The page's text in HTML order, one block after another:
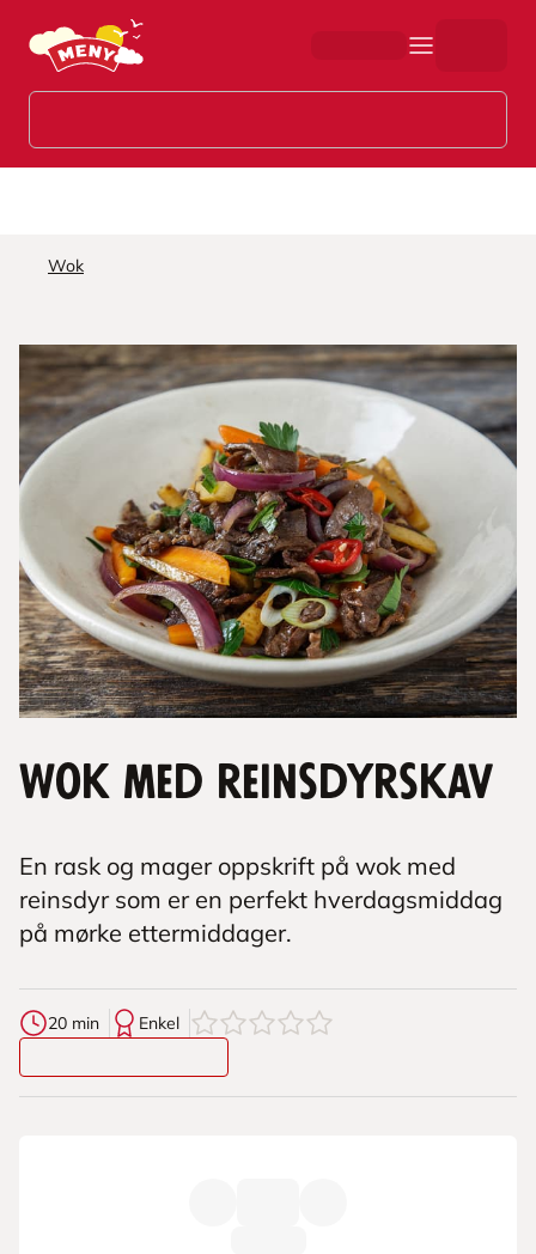
Hopp til hovedinnhold
Wok
Wok med reinsdyrskav
En rask og mager oppskrift på wok med
reinsdyr som er en perfekt hverdagsmiddag
på mørke ettermiddager.
20 min Enkel 0av5stjerner